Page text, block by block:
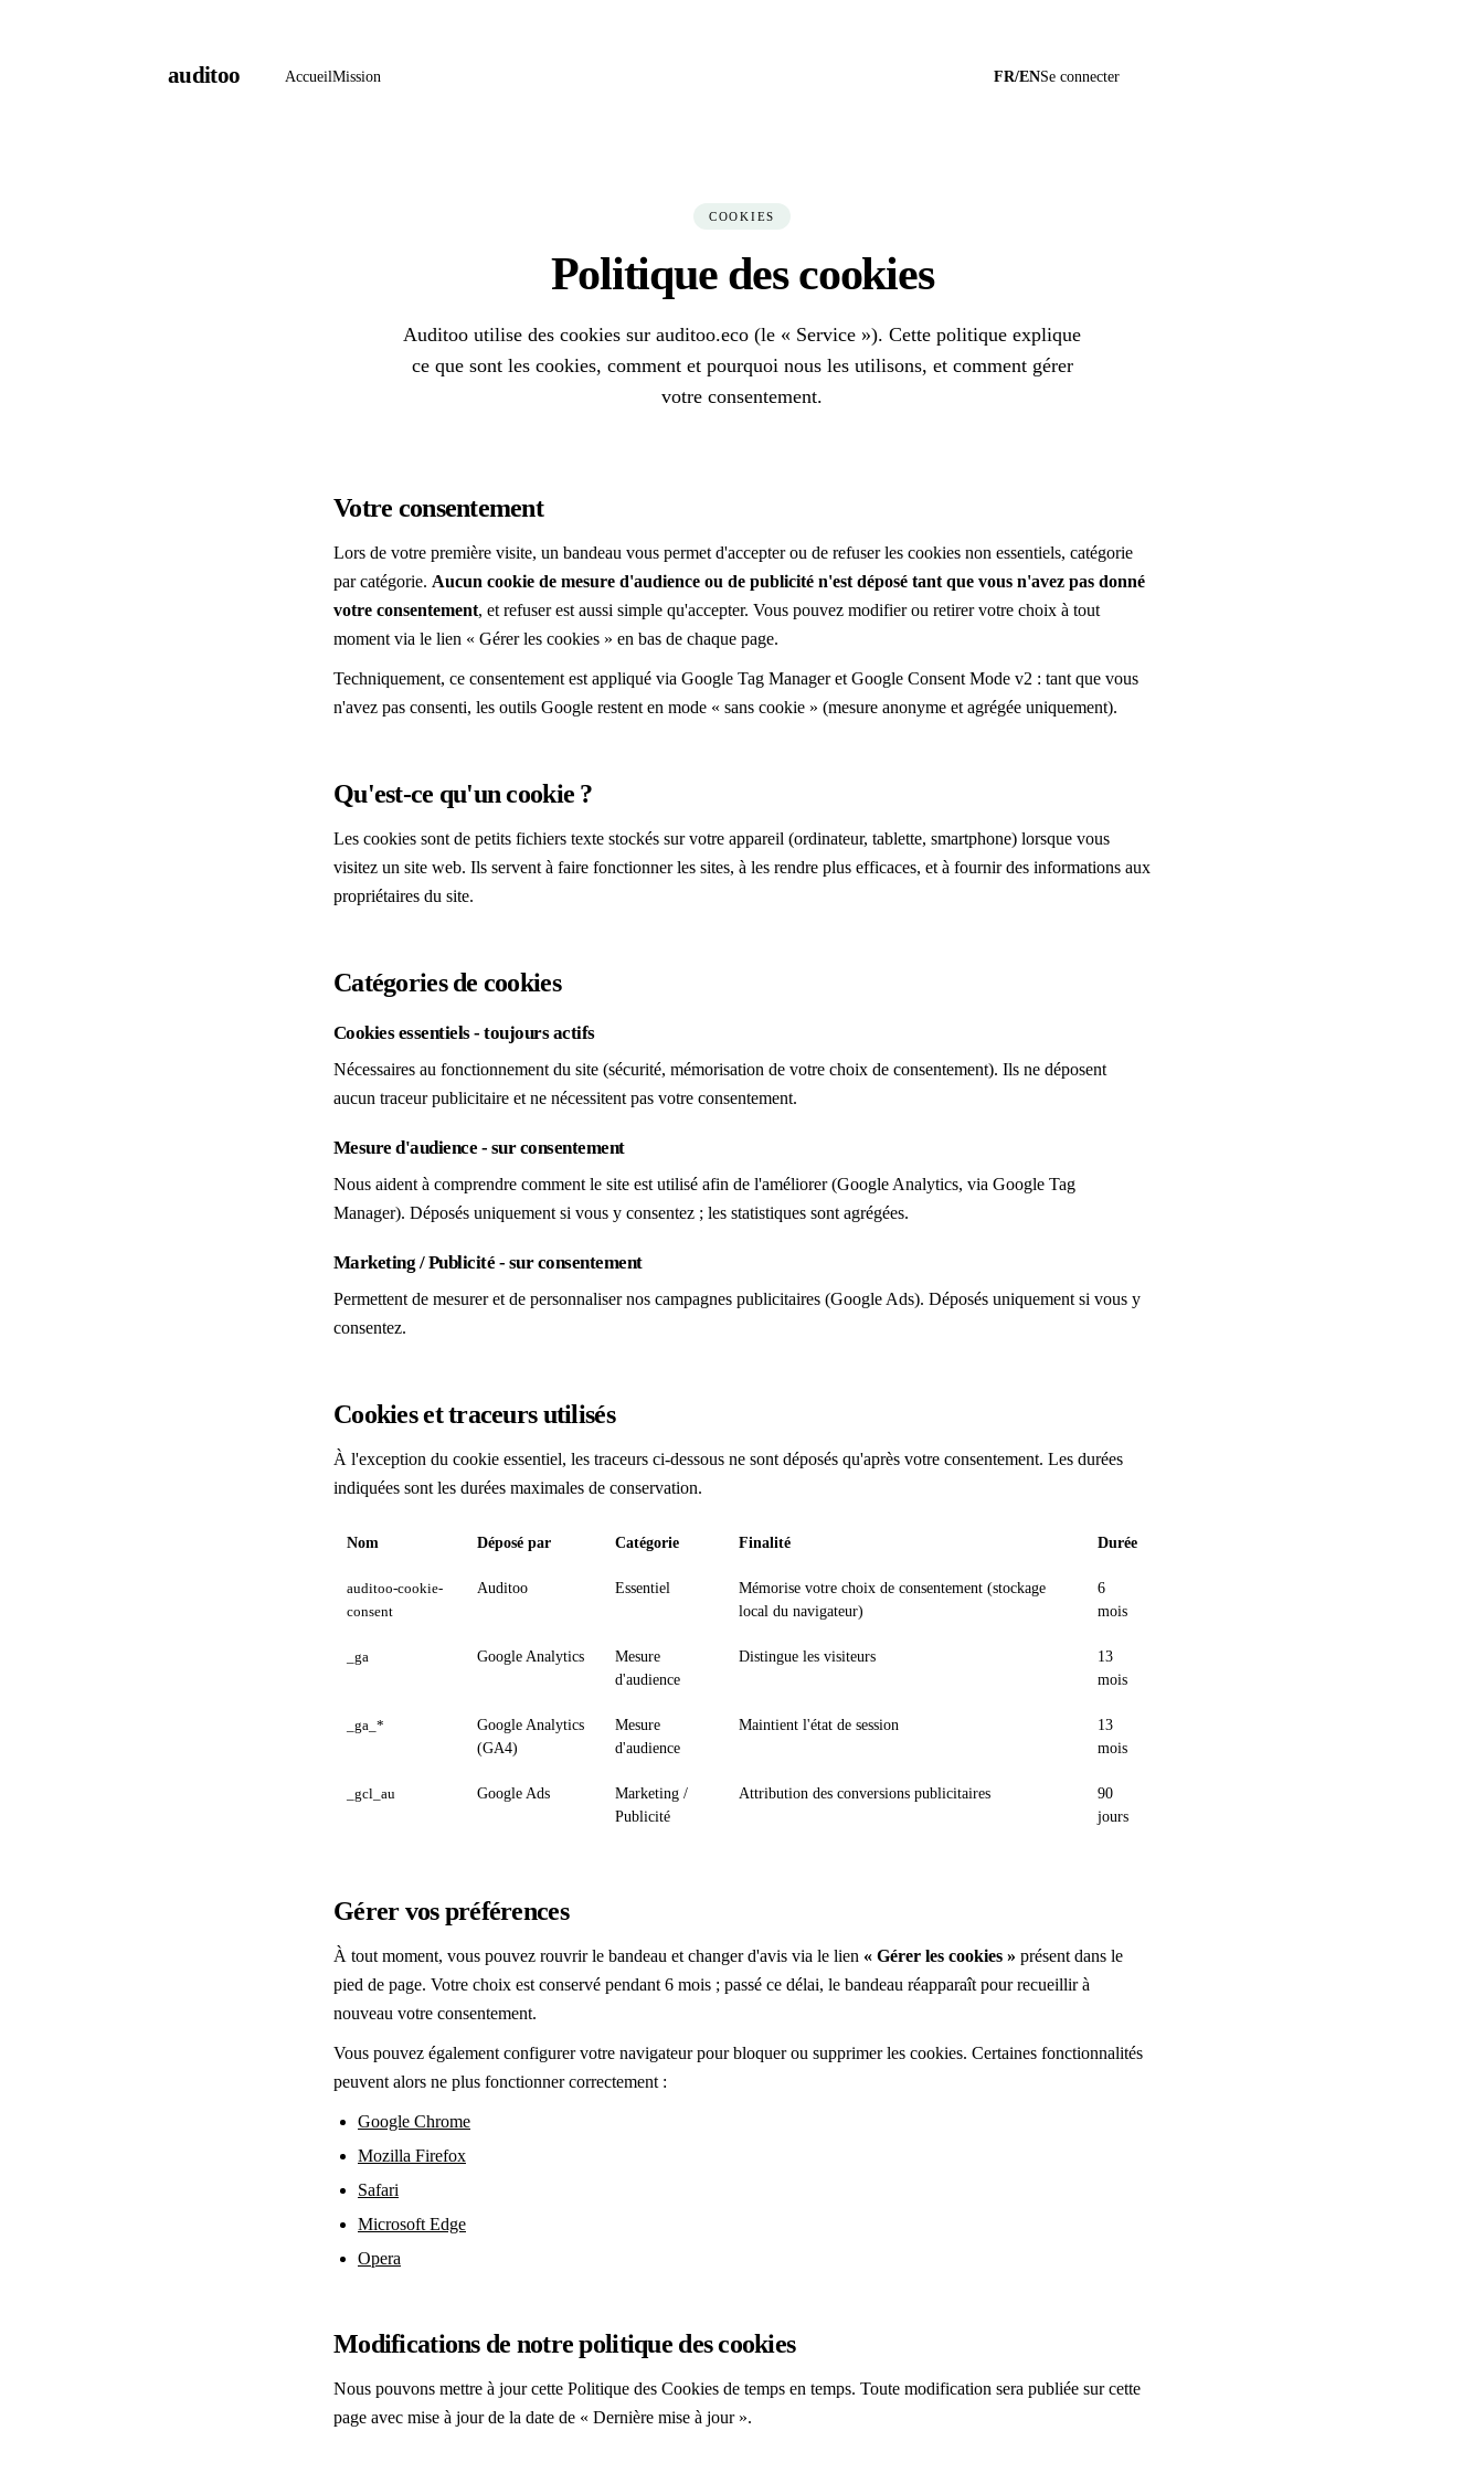
auditoo AccueilMission FR/ENSe connecter
COOKIES
Politique des cookies
Auditoo utilise des cookies sur auditoo.eco (le « Service »). Cette politique explique
ce que sont les cookies, comment et pourquoi nous les utilisons, et comment gérer
votre consentement.
Votre consentement
Lors de votre première visite, un bandeau vous permet d'accepter ou de refuser les cookies non essentiels, catégorie
par catégorie. Aucun cookie de mesure d'audience ou de publicité n'est déposé tant que vous n'avez pas donné
votre consentement, et refuser est aussi simple qu'accepter. Vous pouvez modifier ou retirer votre choix à tout
moment via le lien « Gérer les cookies » en bas de chaque page.
Techniquement, ce consentement est appliqué via Google Tag Manager et Google Consent Mode v2 : tant que vous
n'avez pas consenti, les outils Google restent en mode « sans cookie » (mesure anonyme et agrégée uniquement).
Qu'est-ce qu'un cookie ?
Les cookies sont de petits fichiers texte stockés sur votre appareil (ordinateur, tablette, smartphone) lorsque vous
visitez un site web. Ils servent à faire fonctionner les sites, à les rendre plus efficaces, et à fournir des informations aux
propriétaires du site.
Catégories de cookies
Cookies essentiels - toujours actifs
Nécessaires au fonctionnement du site (sécurité, mémorisation de votre choix de consentement). Ils ne déposent
aucun traceur publicitaire et ne nécessitent pas votre consentement.
Mesure d'audience - sur consentement
Nous aident à comprendre comment le site est utilisé afin de l'améliorer (Google Analytics, via Google Tag
Manager). Déposés uniquement si vous y consentez ; les statistiques sont agrégées.
Marketing / Publicité - sur consentement
Permettent de mesurer et de personnaliser nos campagnes publicitaires (Google Ads). Déposés uniquement si vous y
consentez.
Cookies et traceurs utilisés
À l'exception du cookie essentiel, les traceurs ci-dessous ne sont déposés qu'après votre consentement. Les durées
indiquées sont les durées maximales de conservation.
Nom Déposé par Catégorie Finalité Durée
auditoo-cookie-
consent
Auditoo Essentiel
Mémorise votre choix de consentement (stockage
local du navigateur)
6
mois
_ga Google Analytics
Mesure
d'audience
Distingue les visiteurs
13
mois
_ga_*
Google Analytics
(GA4)
Mesure
d'audience
Maintient l'état de session
13
mois
_gcl_au Google Ads
Marketing /
Publicité
Attribution des conversions publicitaires
90
jours
Gérer vos préférences
À tout moment, vous pouvez rouvrir le bandeau et changer d'avis via le lien « Gérer les cookies » présent dans le
pied de page. Votre choix est conservé pendant 6 mois ; passé ce délai, le bandeau réapparaît pour recueillir à
nouveau votre consentement.
Vous pouvez également configurer votre navigateur pour bloquer ou supprimer les cookies. Certaines fonctionnalités
peuvent alors ne plus fonctionner correctement :
Google Chrome
Mozilla Firefox
Safari
Microsoft Edge
Opera
Modifications de notre politique des cookies
Nous pouvons mettre à jour cette Politique des Cookies de temps en temps. Toute modification sera publiée sur cette
page avec mise à jour de la date de « Dernière mise à jour ».